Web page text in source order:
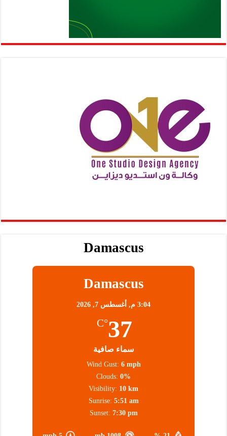
Damascus
Damascus
3:04 م, أغسطس 7, 2026
37
°C
سماء صافية
Wind Gust: 6 mph
Clouds: 0%
Visibility: 10 km
Sunrise: 5:51 am
Sunset: 7:30 pm